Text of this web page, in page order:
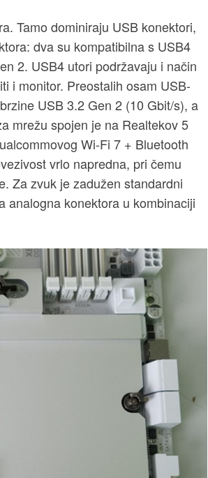
Tamo dominiraju USB konektori,
dva su kompatibilna s USB4
2. USB4 utori podržavaju i način
i monitor. Preostalih osam USB-
USB 3.2 Gen 2 (10 Gbit/s), a
mrežu spojen je na Realtekov 5
Wi-Fi 7 + Bluetooth
vrlo napredna, pri čemu
Za zvuk je zadužen standardni
analogna konektora u kombinaciji